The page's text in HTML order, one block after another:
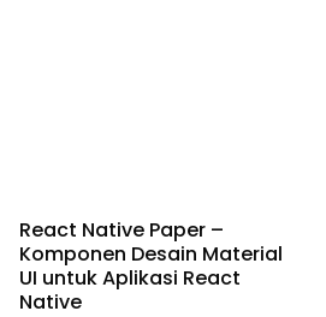
React Native Paper –
Komponen Desain Material
UI untuk Aplikasi React
Native